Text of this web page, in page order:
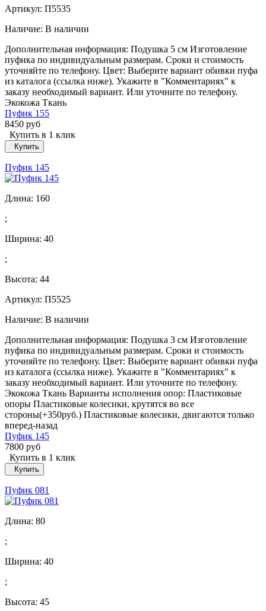
Артикул: П5535
Наличие: В наличии
Дополнительная информация: Подушка 5 см Изготовление
пуфика по индивидуальным размерам. Сроки и стоимость
уточняйте по телефону. Цвет: Выберите вариант обивки пуфа
из каталога (ссылка ниже). Укажите в "Комментариях" к
заказу необходимый вариант. Или уточните по телефону.
Экокожа Ткань
Пуфик 155
8450 руб
Купить в 1 клик
Купить
Пуфик 145
Длина: 160
;
Ширина: 40
;
Высота: 44
Артикул: П5525
Наличие: В наличии
Дополнительная информация: Подушка 3 см Изготовление
пуфика по индивидуальным размерам. Сроки и стоимость
уточняйте по телефону. Цвет: Выберите вариант обивки пуфа
из каталога (ссылка ниже). Укажите в "Комментариях" к
заказу необходимый вариант. Или уточните по телефону.
Экокожа Ткань Варианты исполнения опор: Пластиковые
опоры Пластиковые колесики, крутятся во все
стороны(+350руб.) Пластиковые колесики, двигаются только
вперед-назад
Пуфик 145
7800 руб
Купить в 1 клик
Купить
Пуфик 081
Длина: 80
;
Ширина: 40
;
Высота: 45